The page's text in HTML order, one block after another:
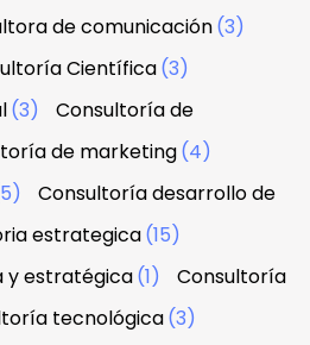
de comunicación(3)
Científica(3)
(3)
Consultoría de
de marketing(4)
Consultoría desarrollo de
estrategica(15)
y estratégica(1)
Consultoría
tecnológica(3)